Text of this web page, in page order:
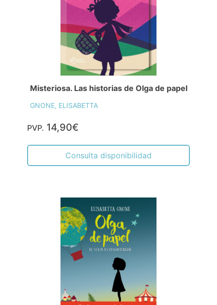
Misteriosa. Las historias de Olga de papel
GNONE, ELISABETTA
PVP. 14,90€
Consulta disponibilidad